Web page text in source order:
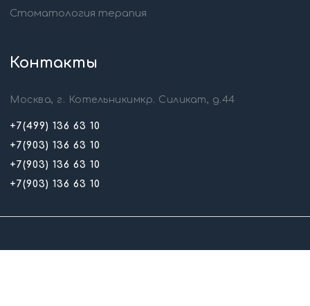
Стоматология терапия
Контакты
Москва, г. Котельникимкр. Силикат, д.44
+7(499) 136 63 10
+7(903) 136 63 10
+7(903) 136 63 10
+7(903) 136 63 10